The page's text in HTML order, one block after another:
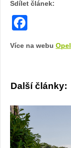
Sdílet článek:
Více na webu Opel
Další články: